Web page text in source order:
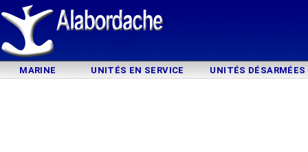
MARINE UNITÉS EN SERVICE UNITÉS DÉSARMÉES